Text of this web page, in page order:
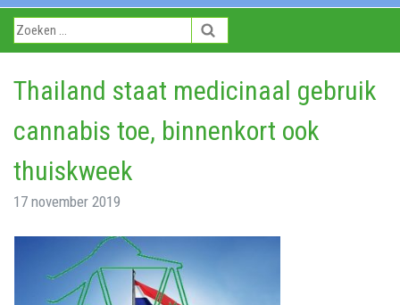
Thailand staat medicinaal gebruik
cannabis toe, binnenkort ook
thuiskweek
17 november 2019